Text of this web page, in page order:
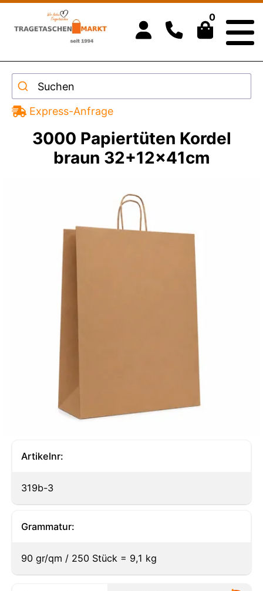
0
Suchen
Express-Anfrage
3000 Papiertüten Kordel
braun 32+12x41cm
Artikelnr:
319b-3
Grammatur:
90 gr/qm / 250 Stück = 9,1 kg